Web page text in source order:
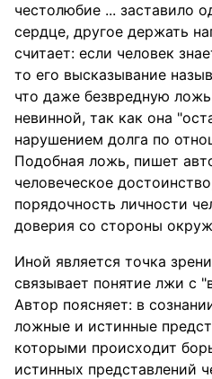
честолюбие ... заставило
сердце, другое держать
считает: если человек
то его высказывание
что даже безвредную ложь
невинной, так как она
нарушением долга по
Подобная ложь, пишет
человеческое
порядочность личности
доверия со стороны
Иной является точка
связывает понятие лжи с
Автор поясняет: в
ложные и истинные
которыми происходит
истинных представлений